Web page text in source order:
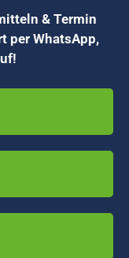
& Termin
per WhatsApp,